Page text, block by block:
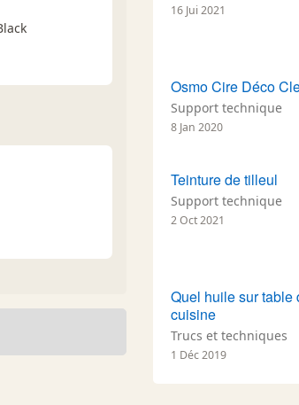
16 Jui 2021
Osmo Cire Déco
Support technique
8 Jan 2020
Teinture de tilleul
Support technique
2 Oct 2021
Quel huile sur table
cuisine
Trucs et techniques
1 Déc 2019